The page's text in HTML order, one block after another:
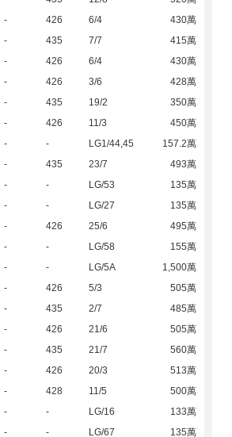
- 426 6/4
430萬
- 435 7/7
415萬
- 426 6/4
430萬
- 426 3/6
428萬
- 435 19/2
350萬
- 426 11/3
450萬
- - LG1/44,45
157.2萬
- 435 23/7
493萬
- - LG/53
135萬
- - LG/27
135萬
- 426 25/6
495萬
- - LG/58
155萬
- - LG/5A
1,500萬
- 426 5/3
505萬
- 435 2/7
485萬
- 426 21/6
505萬
- 435 21/7
560萬
- 426 20/3
513萬
- 428 11/5
500萬
- - LG/16
133萬
- - LG/67 135萬